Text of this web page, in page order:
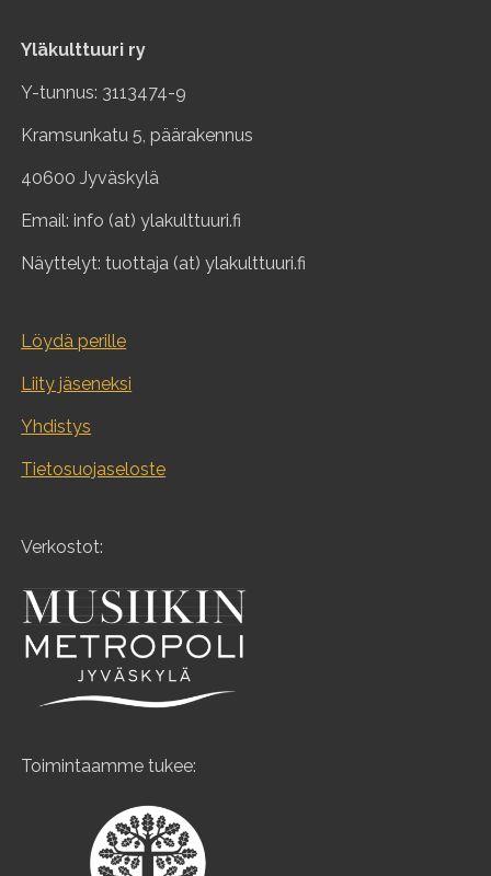
Yläkulttuuri ry
Y-tunnus: 3113474-9
Kramsunkatu 5, päärakennus
40600 Jyväskylä
Email: info (at) ylakulttuuri.fi
Näyttelyt: tuottaja (at) ylakulttuuri.fi
Löydä perille
Liity jäseneksi
Yhdistys
Tietosuojaseloste
Verkostot:
Toimintaamme tukee: